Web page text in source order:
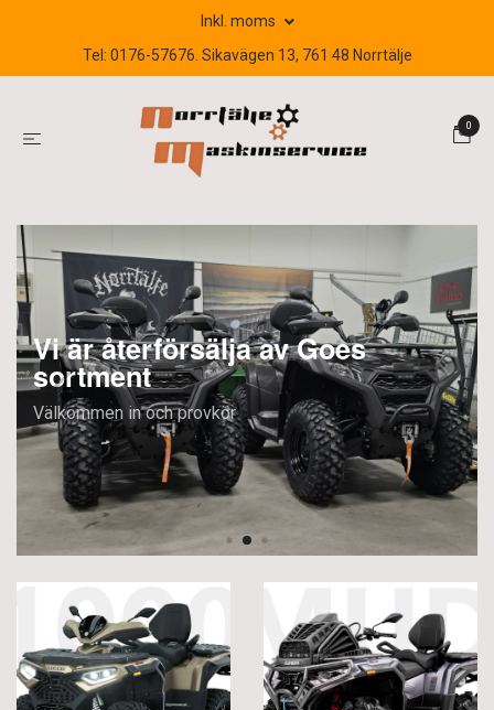
Inkl. moms
Tel: 0176-57676. Sikavägen 13, 761 48 Norrtälje
0
Vi är återförsälja av Goes
sortment
Välkommen in och provkör